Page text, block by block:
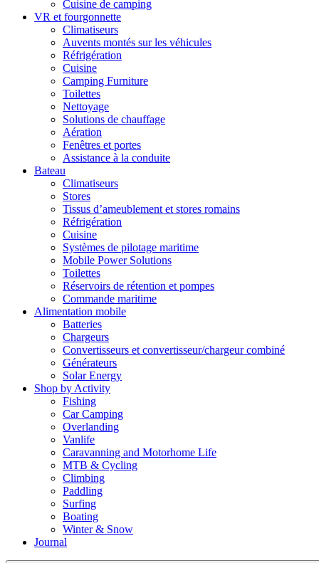
Cuisine de camping
VR et fourgonnette
Climatiseurs
Auvents montés sur les véhicules
Réfrigération
Cuisine
Camping Furniture
Toilettes
Nettoyage
Solutions de chauffage
Aération
Fenêtres et portes
Assistance à la conduite
Bateau
Climatiseurs
Stores
Tissus d’ameublement et stores romains
Réfrigération
Cuisine
Systèmes de pilotage maritime
Mobile Power Solutions
Toilettes
Réservoirs de rétention et pompes
Commande maritime
Alimentation mobile
Batteries
Chargeurs
Convertisseurs et convertisseur/chargeur combiné
Générateurs
Solar Energy
Shop by Activity
Fishing
Car Camping
Overlanding
Vanlife
Caravanning and Motorhome Life
MTB & Cycling
Climbing
Paddling
Surfing
Boating
Winter & Snow
Journal